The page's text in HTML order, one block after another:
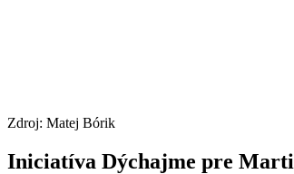
Zdroj: Matej Bórik
Iniciatíva Dýchajme pre